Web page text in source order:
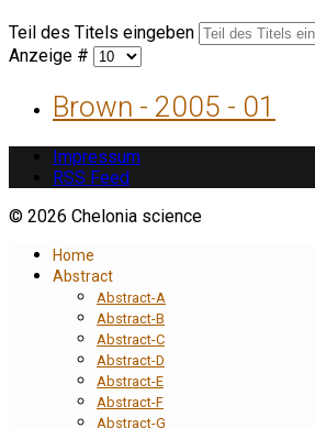
Teil des Titels eingeben
Anzeige #
Brown - 2005 - 01
Impressum
RSS Feed
© 2026 Chelonia science
Home
Abstract
Abstract-A
Abstract-B
Abstract-C
Abstract-D
Abstract-E
Abstract-F
Abstract-G